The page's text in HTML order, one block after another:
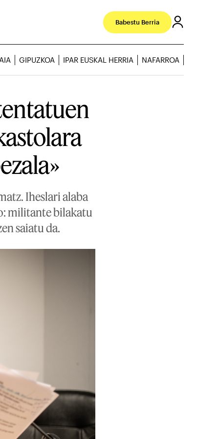
Babestu Berria
GIPUZKOA IPAR EUSKAL HERRIA NAFARROA
Iheslari alaba
militante bilakatu
saiatu da.